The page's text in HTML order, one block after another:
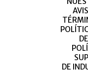
DE